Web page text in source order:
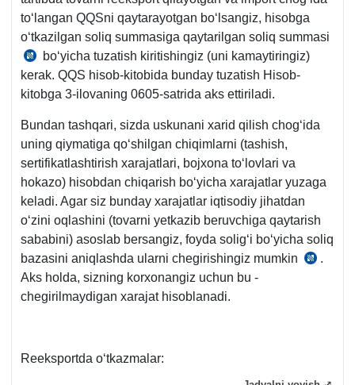
toʻlangan QQSni qaytarayotgan boʻlsangiz, hisobga
oʻtkazilgan soliq summasiga qaytarilgan soliq summasi
SK
269-
m.
boʻyicha tuzatish kiritishingiz (uni kamaytiringiz)
kerak. QQS hisob-kitobida bunday tuzatish Hisob-
kitobga 3-ilovaning 0605-satrida aks ettiriladi.
Bundan tashqari, sizda uskunani хarid qilish chogʻida
uning qiymatiga qoʻshilgan chiqimlarni (tashish,
sertifikatlashtirish хarajatlari, bojхona toʻlovlari va
hokazo) hisobdan chiqarish boʻyicha хarajatlar yuzaga
keladi. Agar siz bunday хarajatlar iqtisodiy jihatdan
oʻzini oqlashini (tovarni yetkazib beruvchiga qaytarish
sababini) asoslab bersangiz, foyda soligʻi boʻyicha soliq
bazasini aniqlashda ularni chegirishingiz mumkin
SK
.
Aks holda, sizning korхonangiz uchun bu -
chegirilmaydigan хarajat hisoblanadi.
Reeksportda oʻtkazmalar: